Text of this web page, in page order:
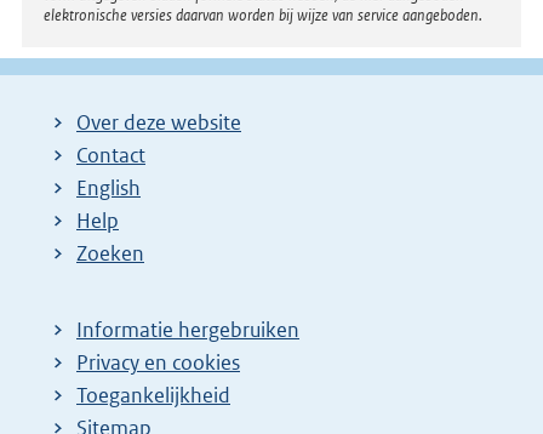
elektronische versies daarvan worden bij wijze van service aangeboden.
Over deze website
Contact
English
Help
Zoeken
Informatie hergebruiken
Privacy en cookies
Toegankelijkheid
Sitemap